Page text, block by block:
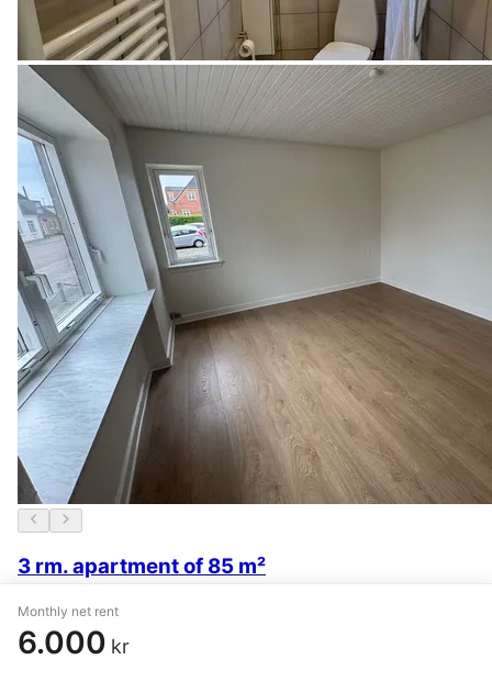
Monthly net rent
6.000 kr
3 rm. apartment of 85 m²
Holstebro,Skivevej
6.100 kr.6 July